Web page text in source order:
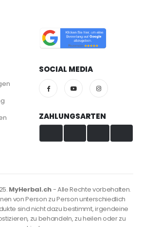
SOCIAL MEDIA
ZAHLUNGSARTEN
Visa & Mastercard
TWINT
PayPal
PostFinance
MyHerbal.ch- Alle Rechte vorbehalten.
von Person zu Person unterschiedlich
sind nicht dazu bestimmt, irgendeine
zu behandeln, zu heilen oder zu